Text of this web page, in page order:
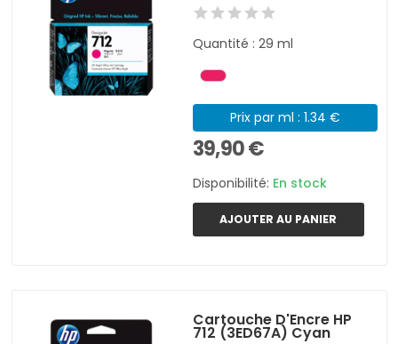
Quantité : 29 ml
Prix par ml : 1.34 €
39,90 €
Disponibilité: En stock
AJOUTER AU PANIER
Cartouche D'Encre HP
712 (3ED67A) Cyan